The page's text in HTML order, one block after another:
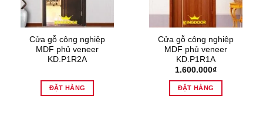
Cửa gỗ công nghiệp
MDF phủ veneer
KD.P1R2A
ĐẶT HÀNG
Cửa gỗ công nghiệp
MDF phủ veneer
KD.P1R1A
1.600.000₫
ĐẶT HÀNG